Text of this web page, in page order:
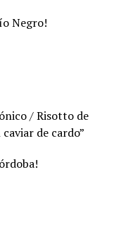
Negro!
/ Risotto de
de cardo”